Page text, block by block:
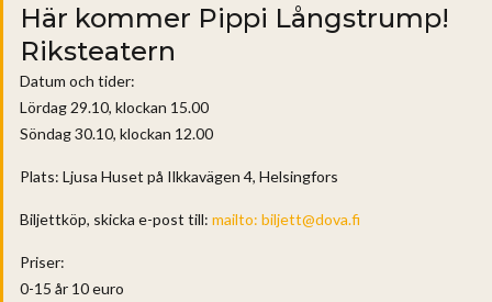
Här kommer Pippi Långstrump!
Riksteatern
Datum och tider:
Lördag 29.10, klockan 15.00
Söndag 30.10, klockan 12.00
Plats: Ljusa Huset på Ilkkavägen 4, Helsingfors
Biljettköp, skicka e-post till: mailto: biljett@dova.fi
Priser:
0-15 år 10 euro